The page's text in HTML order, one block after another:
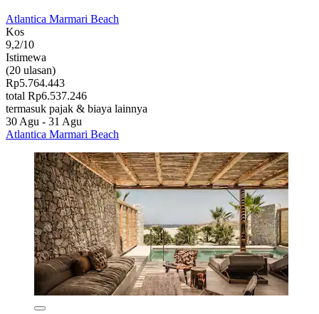
Atlantica Marmari Beach
Kos
9,2/10
Istimewa
(20 ulasan)
Rp5.764.443
total Rp6.537.246
termasuk pajak & biaya lainnya
30 Agu - 31 Agu
Atlantica Marmari Beach